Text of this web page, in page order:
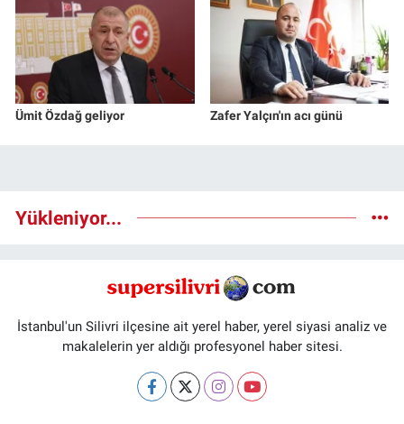
Ümit Özdağ geliyor Zafer Yalçın'ın acı günü
Yükleniyor...
İstanbul'un Silivri ilçesine ait yerel haber, yerel siyasi analiz ve
makalelerin yer aldığı profesyonel haber sitesi.